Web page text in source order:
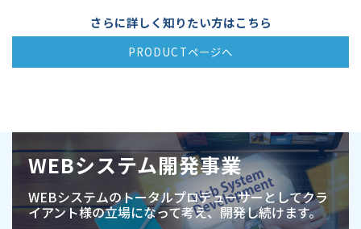
さらに詳しく知りたい方はこちら
PRODUCTページへ
WEBシステム開発事業
WEBシステムのトータルプロデューサーとしてクラ
イアント様の立場になって考え、開発し続けます。